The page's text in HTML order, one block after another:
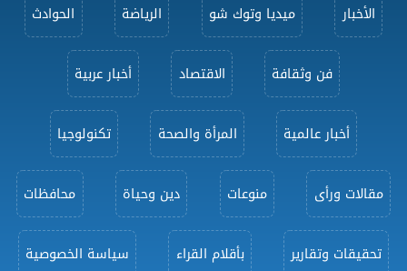
الأخبار ميديا وتوك شو الرياضة الحوادث
فن وثقافة الاقتصاد أخبار عربية
أخبار عالمية المرأة والصحة تكنولوجيا
مقالات ورأى منوعات دين وحياة محافظات
تحقيقات وتقارير بأقلام القراء سياسة الخصوصية